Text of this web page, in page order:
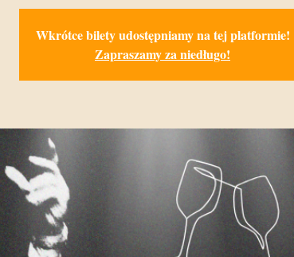
Wkrótce bilety udostępniamy na tej platformie!
Zapraszamy za niedługo!